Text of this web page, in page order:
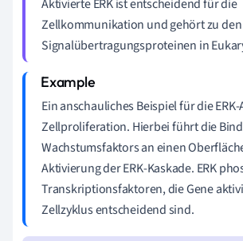
Aktivierte ERK ist entscheidend für die
Zellkommunikation und gehört zu
Signalübertragungsproteinen in
Ein anschauliches Beispiel für die
Zellproliferation. Hierbei führt die
Wachstumsfaktors an einen
Aktivierung der ERK-Kaskade. ERK
Transkriptionsfaktoren, die Gene
Zellzyklus entscheidend sind.